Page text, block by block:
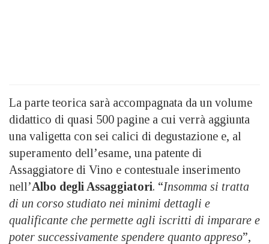
La parte teorica sarà accompagnata da un volume
didattico di quasi 500 pagine a cui verrà aggiunta
una valigetta con sei calici di degustazione e, al
superamento dell’esame, una patente di
Assaggiatore di Vino e contestuale inserimento
nell’Albo degli Assaggiatori. “Insomma si tratta
di un corso studiato nei minimi dettagli e
qualificante che permette agli iscritti di imparare e
poter successivamente spendere quanto appreso”,